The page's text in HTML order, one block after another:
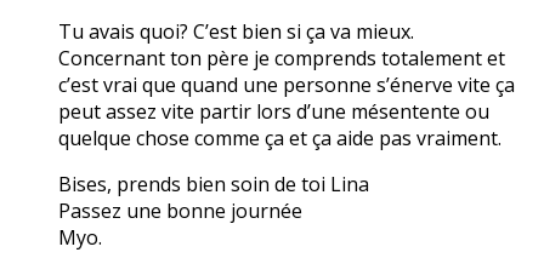
Tu avais quoi? C’est bien si ça va mieux.
Concernant ton père je comprends totalement et
c’est vrai que quand une personne s’énerve vite ça
peut assez vite partir lors d’une mésentente ou
quelque chose comme ça et ça aide pas vraiment.
Bises, prends bien soin de toi Lina
Passez une bonne journée
Myo.